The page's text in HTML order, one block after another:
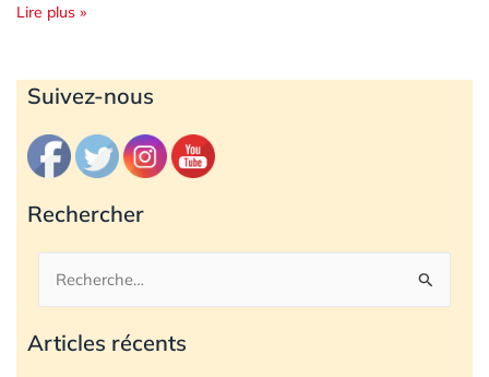
Lire plus »
Suivez-nous
Rechercher
Rechercher :
Articles récents
Archives